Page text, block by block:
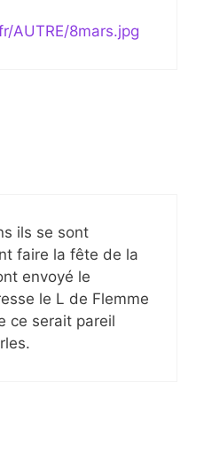
AUTRE/8mars.jpg
ils se sont
faire la fête de la
envoyé le
le L de Flemme
ce serait pareil